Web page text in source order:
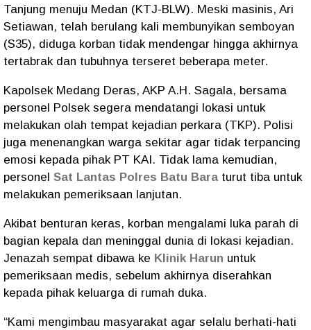
Tanjung menuju Medan (KTJ-BLW). Meski masinis, Ari
Setiawan, telah berulang kali membunyikan semboyan
(S35), diduga korban tidak mendengar hingga akhirnya
tertabrak dan tubuhnya terseret beberapa meter.
Kapolsek Medang Deras, AKP A.H. Sagala, bersama
personel Polsek segera mendatangi lokasi untuk
melakukan olah tempat kejadian perkara (TKP). Polisi
juga menenangkan warga sekitar agar tidak terpancing
emosi kepada pihak PT KAI. Tidak lama kemudian,
personel Sat Lantas Polres Batu Baraturut tiba untuk
melakukan pemeriksaan lanjutan.
Akibat benturan keras, korban mengalami luka parah di
bagian kepala dan meninggal dunia di lokasi kejadian.
Jenazah sempat dibawa ke Klinik Harun untuk
pemeriksaan medis, sebelum akhirnya diserahkan
kepada pihak keluarga di rumah duka.
“Kami mengimbau masyarakat agar selalu berhati-hati